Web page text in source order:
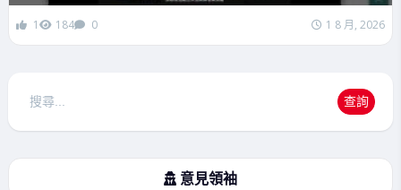
1 184 0 1 8 月, 2026
搜
查詢
意見領袖